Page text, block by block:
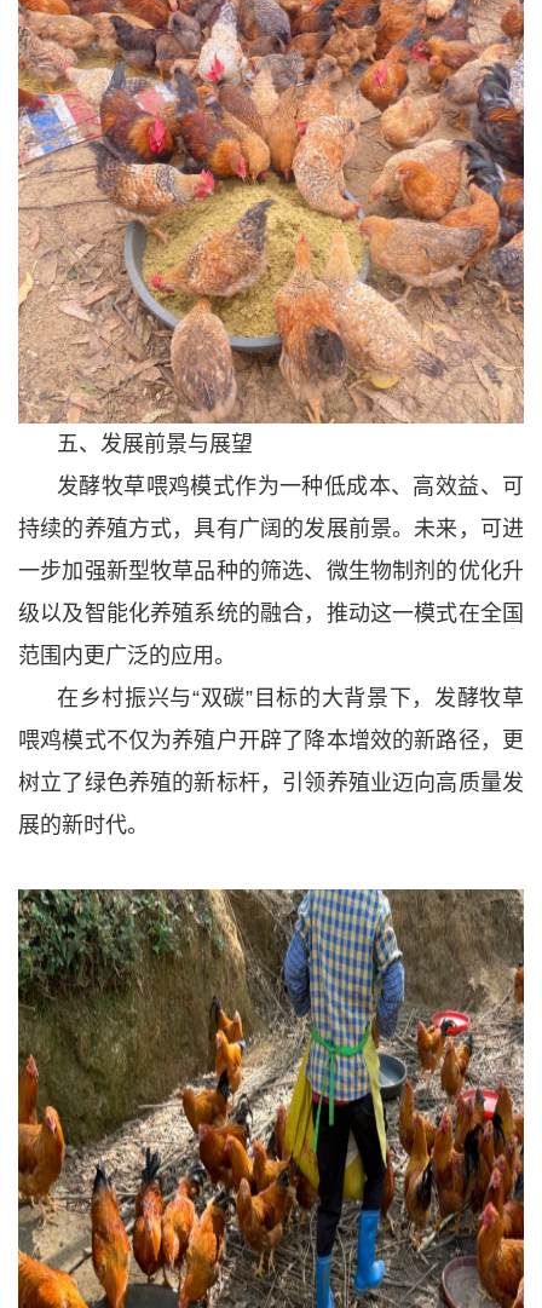
五、发展前景与展望
发酵牧草喂鸡模式作为一种低成本、高效益、可
持续的养殖方式，具有广阔的发展前景。未来，可进
一步加强新型牧草品种的筛选、微生物制剂的优化升
级以及智能化养殖系统的融合，推动这一模式在全国
范围内更广泛的应用。
在乡村振兴与“双碳”目标的大背景下，发酵牧草
喂鸡模式不仅为养殖户开辟了降本增效的新路径，更
树立了绿色养殖的新标杆，引领养殖业迈向高质量发
展的新时代。